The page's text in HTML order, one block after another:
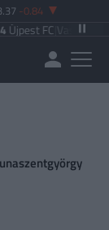
-0.84
FC|Vasas FC 5-0